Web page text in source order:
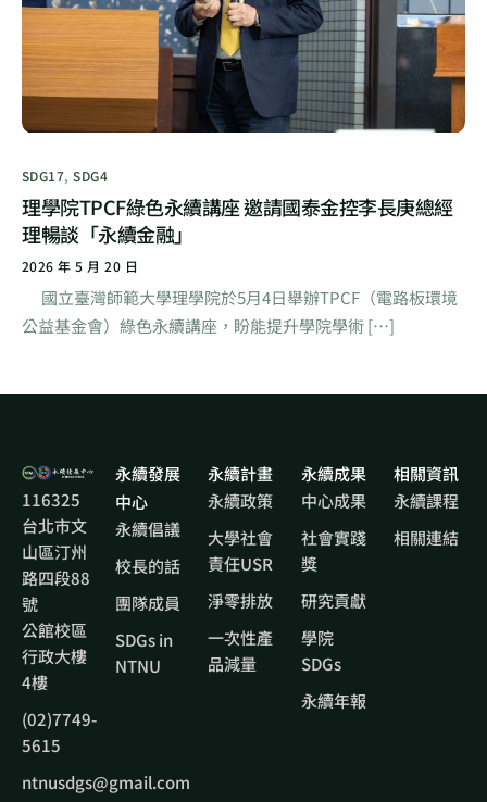
SDG17,SDG4
理學院TPCF綠色永續講座 邀請國泰金控李長庚總經
理暢談「永續金融」
2026 年 5 月 20 日
國立臺灣師範大學理學院於5月4日舉辦TPCF（電路板環境
公益基金會）綠色永續講座，盼能提升學院學術 […]
116325
台北市文
山區汀州
路四段88
號
公館校區
行政大樓
4樓
(02)7749-
5615
ntnusdgs@gmail.com
永續發展
中心
永續倡議
校長的話
團隊成員
SDGs in
NTNU
永續計畫
永續政策
大學社會
責任USR
淨零排放
一次性產
品減量
永續成果
中心成果
社會實踐
獎
研究貢獻
學院
SDGs
永續年報
相關資訊
永續課程
相關連結